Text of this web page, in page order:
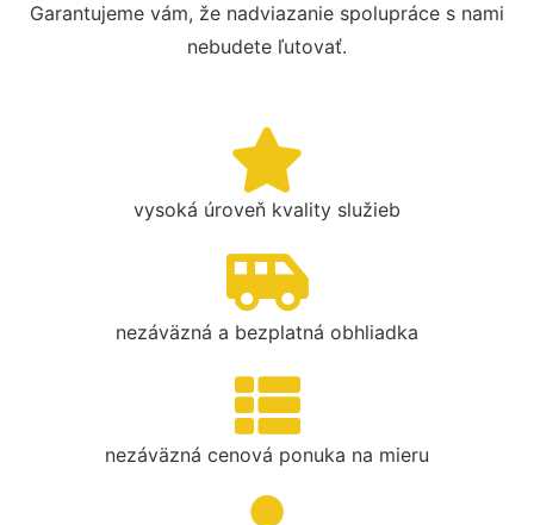
Garantujeme vám, že nadviazanie spolupráce s nami
nebudete ľutovať.
vysoká úroveň kvality služieb
nezáväzná a bezplatná obhliadka
nezáväzná cenová ponuka na mieru